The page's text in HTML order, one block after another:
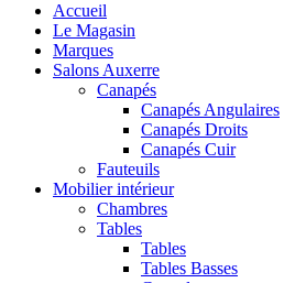
Accueil
Le Magasin
Marques
Salons Auxerre
Canapés
Canapés Angulaires
Canapés Droits
Canapés Cuir
Fauteuils
Mobilier intérieur
Chambres
Tables
Tables
Tables Basses